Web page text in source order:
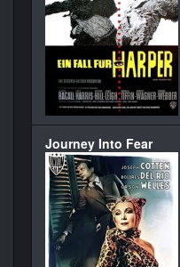
Journey Into Fear